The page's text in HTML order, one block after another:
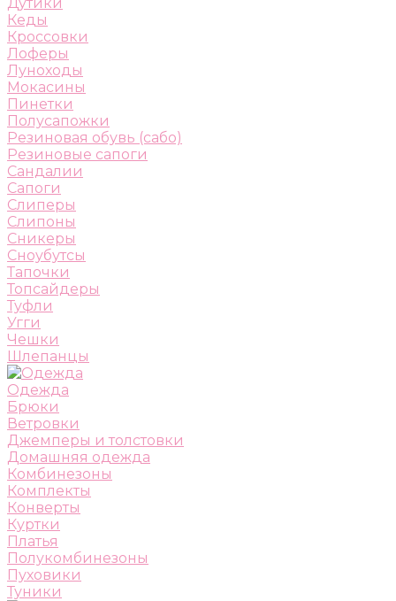
Кеды
Кроссовки
Лоферы
Луноходы
Мокасины
Пинетки
Полусапожки
Резиновая обувь (сабо)
Резиновые сапоги
Сандалии
Сапоги
Слиперы
Слипоны
Сникеры
Сноубутсы
Тапочки
Топсайдеры
Туфли
Угги
Чешки
Шлепанцы
Одежда
Брюки
Ветровки
Джемперы и толстовки
Домашняя одежда
Комбинезоны
Комплекты
Конверты
Куртки
Платья
Полукомбинезоны
Пуховики
Туники